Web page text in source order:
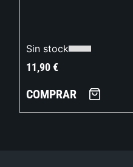
Sin stock
11,90€
COMPRAR